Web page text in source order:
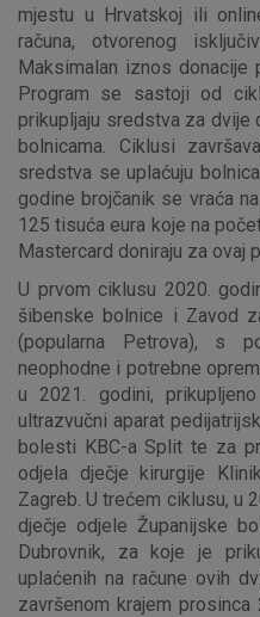
mjestu u Hrvatskoj ili
računa, otvorenog
Maksimalan iznos donacije
Program se sastoji od
prikupljaju sredstva za dvije
bolnicama. Ciklusi
sredstva se uplaćuju
godine brojčanik se vraća
125 tisuća eura koje na
Mastercard doniraju za ovaj
U prvom ciklusu 2020.
šibenske bolnice i Zavod
(popularna Petrova), s
neophodne i potrebne
u 2021. godini,
ultrazvučni aparat
bolesti KBC-a Split te za
odjela dječje kirurgije
Zagreb. U trećem ciklusu, u
dječje odjele Županijske
Dubrovnik, za koje je
uplaćenih na račune ovih
završenom krajem
Marketinški kolačići
Prihvaćam
Nužni (tehnički)
Ovi kolačići nužni su za
ne mogu se isključiti u našim
postavljaju kao odgovor na
za uslugama, kao što su
možete postaviti da blokira
o njima, ali u tom slučaju
kolačići ne pohranjuju
identificirati.
Detaljnije informacije o